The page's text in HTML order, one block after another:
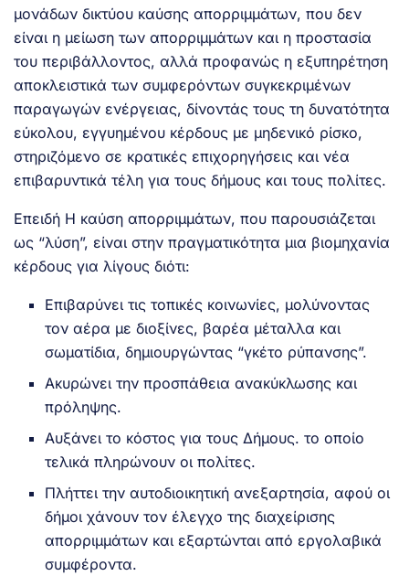
μονάδων δικτύου καύσης απορριμμάτων, που δεν
είναι η μείωση των απορριμμάτων και η προστασία
του περιβάλλοντος, αλλά προφανώς η εξυπηρέτηση
αποκλειστικά των συμφερόντων συγκεκριμένων
παραγωγών ενέργειας, δίνοντάς τους τη δυνατότητα
εύκολου, εγγυημένου κέρδους με μηδενικό ρίσκο,
στηριζόμενο σε κρατικές επιχορηγήσεις και νέα
επιβαρυντικά τέλη για τους δήμους και τους πολίτες.
Επειδή Η καύση απορριμμάτων, που παρουσιάζεται
ως “λύση”, είναι στην πραγματικότητα μια βιομηχανία
κέρδους για λίγους διότι:
Επιβαρύνει τις τοπικές κοινωνίες, μολύνοντας
τον αέρα με διοξίνες, βαρέα μέταλλα και
σωματίδια, δημιουργώντας “γκέτο ρύπανσης”.
Ακυρώνει την προσπάθεια ανακύκλωσης και
πρόληψης.
Αυξάνει το κόστος για τους Δήμους. το οποίο
τελικά πληρώνουν οι πολίτες.
Πλήττει την αυτοδιοικητική ανεξαρτησία, αφού οι
δήμοι χάνουν τον έλεγχο της διαχείρισης
απορριμμάτων και εξαρτώνται από εργολαβικά
συμφέροντα.